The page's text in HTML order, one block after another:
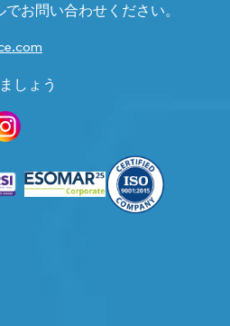
お問い合わせください。
しょう